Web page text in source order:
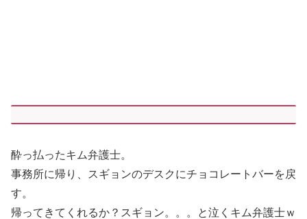
酔っ払ったキム弁護士。
事務所に帰り、スギョンのデスクにチョコレートバーを戻
す。
帰ってきてくれるか？スギョン。。。と泣くキム弁護士ｗ